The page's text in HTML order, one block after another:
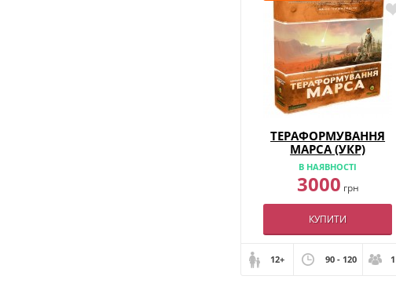
ТЕРАФОРМУВАННЯ
МАРСА (УКР)
В НАЯВНОСТІ
3000 грн
КУПИТИ
12+ 90 - 120